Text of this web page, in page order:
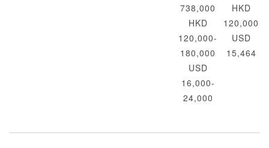
738,000
HKD
120,000-
180,000
USD
16,000-
24,000
HKD
120,000
USD
15,464